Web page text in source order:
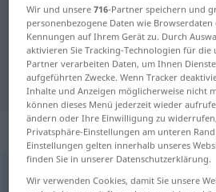
Englisch-Deutsch
"plush"
"plush" Deutsch
„plush“: noun
plush s
Wir und unsere716-Partner speichern und
personenbezogene Daten wie
Kennungen auf Ihrem Gerät zu. Durch
aktivieren Sie Tracking-Technologien für die
Partner verarbeiten Daten, um Ihnen
aufgeführten Zwecke. Wenn Tracker
Inhalte und Anzeigen möglicherweise nicht
können dieses Menü jederzeit wieder
ändern oder Ihre Einwilligung zu
Privatsphäre-Einstellungen am unteren
Einstellungen gelten innerhalb unseres
finden Sie in unserer Datenschutzerklärung.
Wir verwenden Cookies, damit Sie unsere